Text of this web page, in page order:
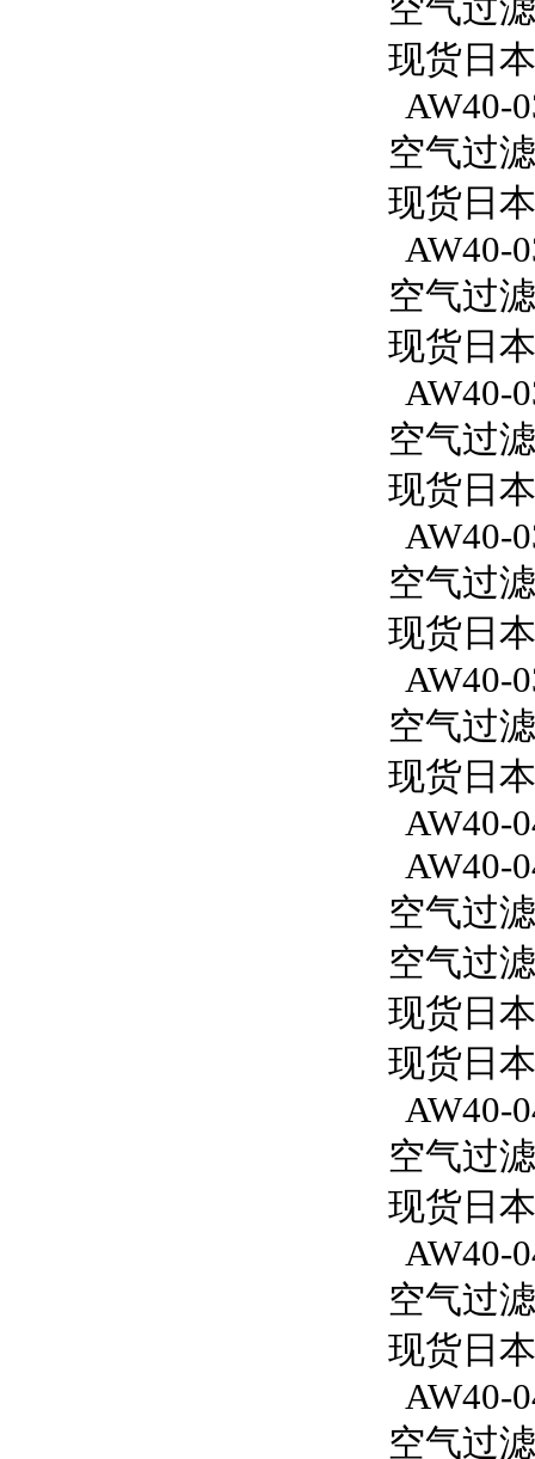
空气过
现货日
AW40-
空气过
现货日
AW40-
空气过
现货日
AW40-
空气过
现货日
AW40-
空气过
现货日
AW40-
空气过
现货日
AW40-
AW40-
空气过
空气过
现货日
现货日
AW40-
空气过
现货日
AW40-
空气过
现货日
AW40-
空气过